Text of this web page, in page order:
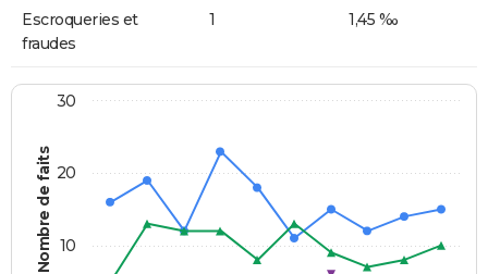
Escroqueries et
fraudes
1 1,45 ‰
Nombre de faits 10
20
30